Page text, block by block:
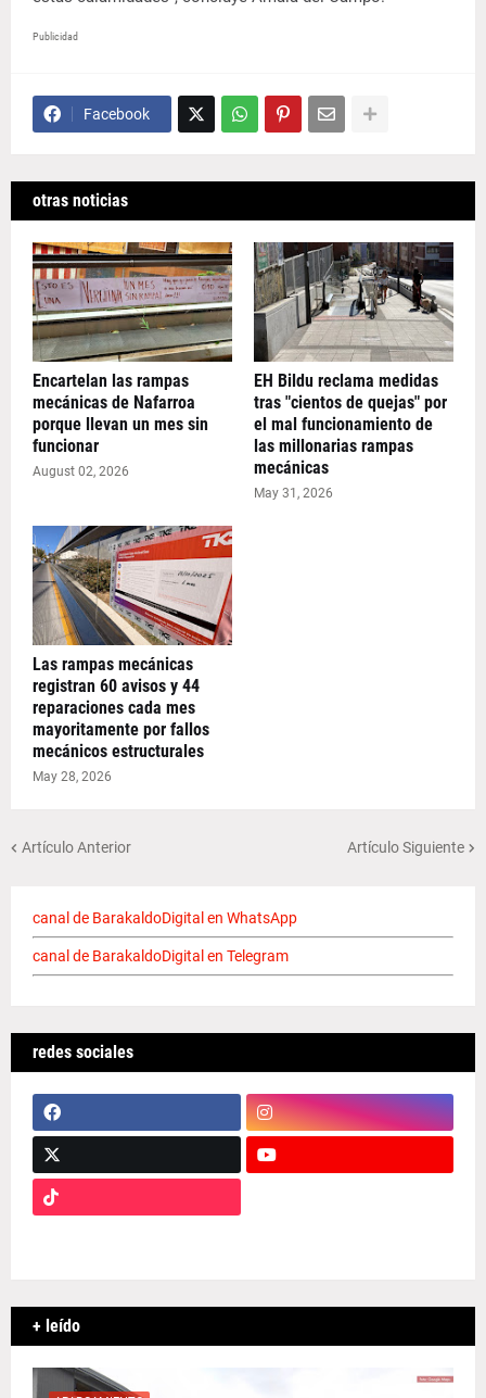
Publicidad
Facebook
otras noticias
Encartelan las rampas
mecánicas de Nafarroa
porque llevan un mes sin
funcionar
August 02, 2026
EH Bildu reclama medidas
tras "cientos de quejas" por
el mal funcionamiento de
las millonarias rampas
mecánicas
May 31, 2026
Las rampas mecánicas
registran 60 avisos y 44
reparaciones cada mes
mayoritamente por fallos
mecánicos estructurales
May 28, 2026
Artículo Anterior Artículo Siguiente
canal de BarakaldoDigital en WhatsApp
canal de BarakaldoDigital en Telegram
redes sociales
+ leído